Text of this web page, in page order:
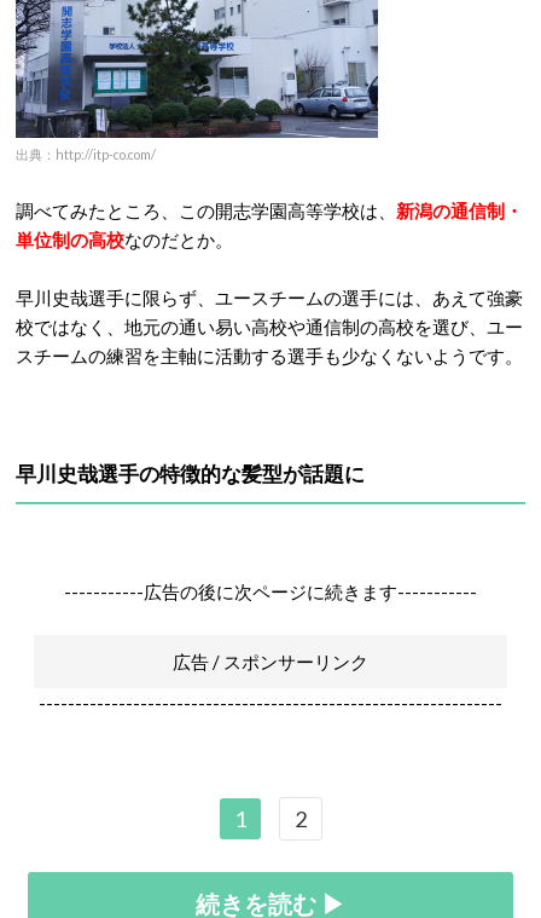
出典：http://itp-co.com/
調べてみたところ、この開志学園高等学校は、 新潟の通信制・
単位制の高校なのだとか。
早川史哉選手に限らず、ユースチームの選手には、あえて強豪
校ではなく、地元の通い易い高校や通信制の高校を選び、ユー
スチームの練習を主軸に活動する選手も少なくないようです。
早川史哉選手の特徴的な髪型が話題に
-----------広告の後に次ページに続きます-----------
広告 / スポンサーリンク
----------------------------------------------------------------
1 2
続きを読む ▶